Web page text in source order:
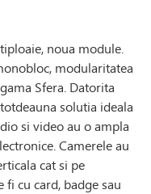
noua module.
modularitatea
Sfera. Datorita
solutia ideala
si video au o ampla
Camerele au
cat si pe
cu card, badge sau